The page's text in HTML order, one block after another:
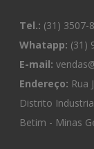
Tel.: (31) 3507-
Whatapp: (31)
E-mail:
Endereço: Rua
Distrito
Betim - Minas